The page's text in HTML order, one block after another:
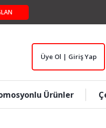
Üye Ol | Giriş Yap
Ürünler